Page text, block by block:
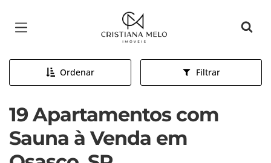
Página inicial
Ordenar Filtrar
19 Apartamentos com
Sauna à Venda em